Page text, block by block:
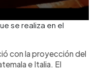
se realiza en el
con la proyección del
e Italia. El